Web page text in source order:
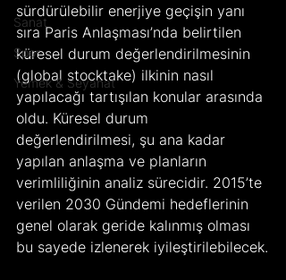
Sanat
Spor
Yemek & Seyahat
sürdürülebilir enerjiye geçişin yanı
sıra Paris Anlaşması’nda belirtilen
küresel durum değerlendirilmesinin
(global stocktake) ilkinin nasıl
yapılacağı tartışılan konular arasında
oldu. Küresel durum
değerlendirilmesi, şu ana kadar
yapılan anlaşma ve planların
verimliliğinin analiz sürecidir. 2015’te
verilen 2030 Gündemi hedeflerinin
genel olarak geride kalınmış olması
bu sayede izlenerek iyileştirilebilecek.